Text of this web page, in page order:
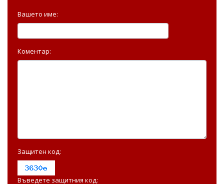
Вашето име:
Коментар:
Защитен код:
Въведете защитния код: